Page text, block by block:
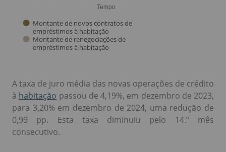
A taxa de juro média das novas operações de crédito
à habitação passou de 4,19%, em dezembro de 2023,
para 3,20% em dezembro de 2024, uma redução de
0,99 pp. Esta taxa diminuiu pelo 14.º mês
consecutivo.